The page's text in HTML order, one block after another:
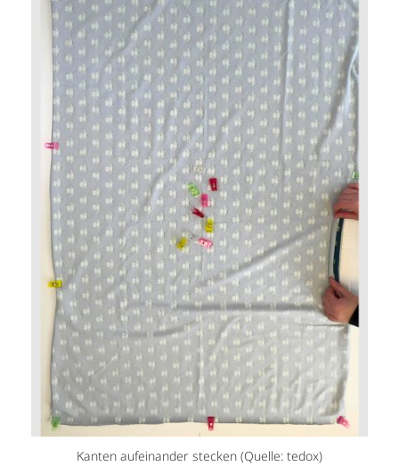
Kanten aufeinander stecken (Quelle: tedox)